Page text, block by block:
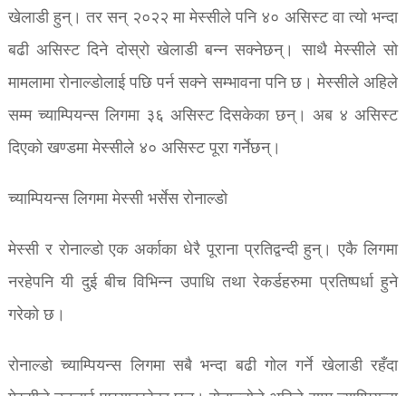
खेलाडी हुन्। तर सन् २०२२ मा मेस्सीले पनि ४० असिस्ट वा त्यो भन्दा
बढी असिस्ट दिने दोस्रो खेलाडी बन्न सक्नेछन्। साथै मेस्सीले सो
मामलामा रोनाल्डोलाई पछि पर्न सक्ने सम्भावना पनि छ। मेस्सीले अहिले
सम्म च्याम्पियन्स लिगमा ३६ असिस्ट दिसकेका छन्। अब ४ असिस्ट
दिएको खण्डमा मेस्सीले ४० असिस्ट पूरा गर्नेछन्।
च्याम्पियन्स लिगमा मेस्सी भर्सेस रोनाल्डो
मेस्सी र रोनाल्डो एक अर्काका धेरै पूराना प्रतिद्वन्दी हुन्। एकै लिगमा
नरहेपनि यी दुई बीच विभिन्न उपाधि तथा रेकर्डहरुमा प्रतिष्पर्धा हुने
गरेको छ।
रोनाल्डो च्याम्पियन्स लिगमा सबै भन्दा बढी गोल गर्ने खेलाडी रहँदा